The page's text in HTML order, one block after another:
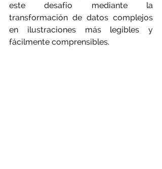
este desafío mediante la
transformación de datos complejos
en ilustraciones más legibles y
fácilmente comprensibles.